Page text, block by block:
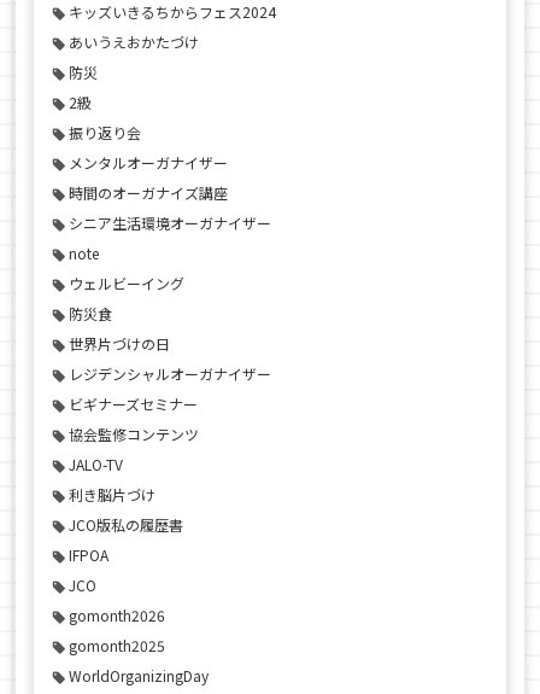
キッズいきるちからフェス2024
あいうえおかたづけ
防災
2級
振り返り会
メンタルオーガナイザー
時間のオーガナイズ講座
シニア生活環境オーガナイザー
note
ウェルビーイング
防災食
世界片づけの日
レジデンシャルオーガナイザー
ビギナーズセミナー
協会監修コンテンツ
JALO-TV
利き脳片づけ
JCO版私の履歴書
IFPOA
JCO
gomonth2026
gomonth2025
WorldOrganizingDay